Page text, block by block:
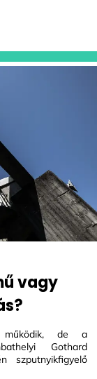
vagy
működik, de a
Gothard
szputnyikfigyelő